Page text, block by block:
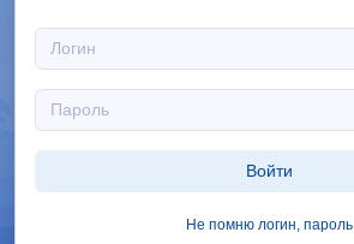
Войти
Не помню логин, пароль